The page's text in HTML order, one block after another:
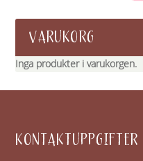
VARUKORG
Inga produkter i varukorgen.
KONTAKTUPPGIFTER